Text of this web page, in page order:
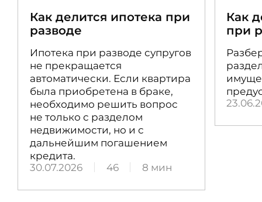
Как делится ипотека при
разводе
Ипотека при разводе супругов
не прекращается
автоматически. Если квартира
была приобретена в браке,
необходимо решить вопрос
не только с разделом
недвижимости, но и с
дальнейшим погашением
кредита.
30.07.2026
46 8 мин
Как
при